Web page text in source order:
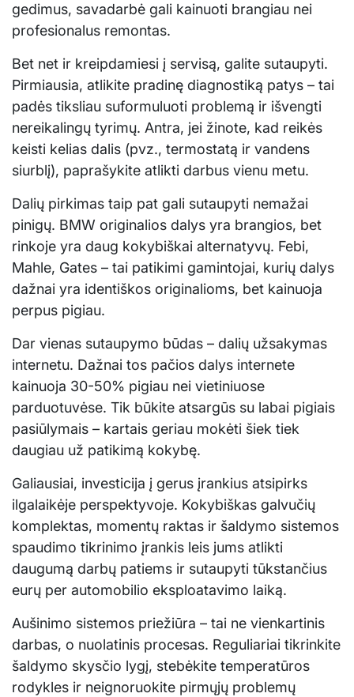
gedimus, savadarbė gali kainuoti brangiau nei
profesionalus remontas.
Bet net ir kreipdamiesi į servisą, galite sutaupyti.
Pirmiausia, atlikite pradinę diagnostiką patys – tai
padės tiksliau suformuluoti problemą ir išvengti
nereikalingų tyrimų. Antra, jei žinote, kad reikės
keisti kelias dalis (pvz., termostatą ir vandens
siurblį), paprašykite atlikti darbus vienu metu.
Dalių pirkimas taip pat gali sutaupyti nemažai
pinigų. BMW originalios dalys yra brangios, bet
rinkoje yra daug kokybiškai alternatyvų. Febi,
Mahle, Gates – tai patikimi gamintojai, kurių dalys
dažnai yra identiškos originalioms, bet kainuoja
perpus pigiau.
Dar vienas sutaupymo būdas – dalių užsakymas
internetu. Dažnai tos pačios dalys internete
kainuoja 30-50% pigiau nei vietiniuose
parduotuvėse. Tik būkite atsargūs su labai pigiais
pasiūlymais – kartais geriau mokėti šiek tiek
daugiau už patikimą kokybę.
Galiausiai, investicija į gerus įrankius atsipirks
ilgalaikėje perspektyvoje. Kokybiškas galvučių
komplektas, momentų raktas ir šaldymo sistemos
spaudimo tikrinimo įrankis leis jums atlikti
daugumą darbų patiems ir sutaupyti tūkstančius
eurų per automobilio eksploatavimo laiką.
Aušinimo sistemos priežiūra – tai ne vienkartinis
darbas, o nuolatinis procesas. Reguliariai tikrinkite
šaldymo skysčio lygį, stebėkite temperatūros
rodykles ir neignoruokite pirmųjų problemų